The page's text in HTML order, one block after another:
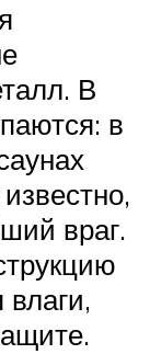
В
в
враг.
влаги,